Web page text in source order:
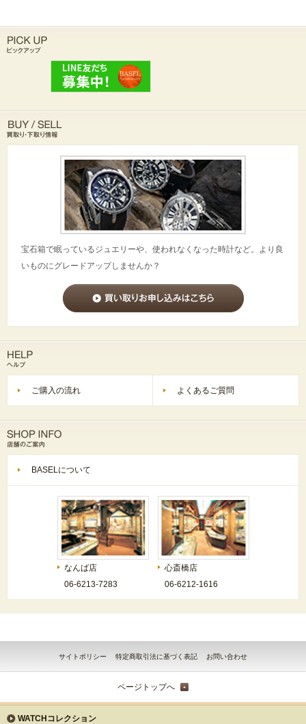
宝石箱で眠っているジュエリーや、使われなくなった時計など。より良
いものにグレードアップしませんか？
ご購入の流れ よくあるご質問
BASELについて
なんば店
06-6213-7283
心斎橋店
06-6212-1616
サイトポリシー 特定商取引法に基づく表記 お問い合わせ
ページトップへ
WATCHコレクション